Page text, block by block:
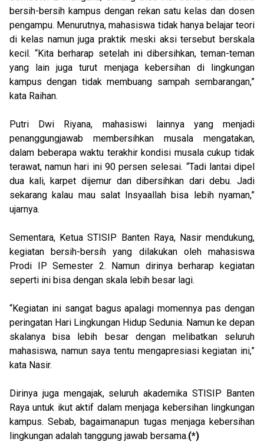
bersih-bersih kampus dengan rekan satu kelas dan dosen
pengampu. Menurutnya, mahasiswa tidak hanya belajar teori
di kelas namun juga praktik meski aksi tersebut berskala
kecil. “Kita berharap setelah ini dibersihkan, teman-teman
yang lain juga turut menjaga kebersihan di lingkungan
kampus dengan tidak membuang sampah sembarangan,”
kata Raihan.
Putri Dwi Riyana, mahasiswi lainnya yang menjadi
penanggungjawab membersihkan musala mengatakan,
dalam beberapa waktu terakhir kondisi musala cukup tidak
terawat, namun hari ini 90 persen selesai. “Tadi lantai dipel
dua kali, karpet dijemur dan dibersihkan dari debu. Jadi
sekarang kalau mau salat Insyaallah bisa lebih nyaman,”
ujarnya.
Sementara, Ketua STISIP Banten Raya, Nasir mendukung,
kegiatan bersih-bersih yang dilakukan oleh mahasiswa
Prodi IP Semester 2. Namun dirinya berharap kegiatan
seperti ini bisa dengan skala lebih besar lagi.
“Kegiatan ini sangat bagus apalagi momennya pas dengan
peringatan Hari Lingkungan Hidup Sedunia. Namun ke depan
skalanya bisa lebih besar dengan melibatkan seluruh
mahasiswa, namun saya tentu mengapresiasi kegiatan ini,”
kata Nasir.
Dirinya juga mengajak, seluruh akademika STISIP Banten
Raya untuk ikut aktif dalam menjaga kebersihan lingkungan
kampus. Sebab, bagaimanapun tugas menjaga kebersihan
lingkungan adalah tanggung jawab bersama.(*)